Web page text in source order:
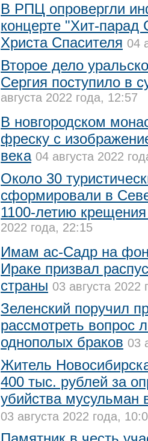
В РПЦ опровергли
концерте "Хит-
Христа Спасителя 04
Второе дело
Сергия поступило в
августа 2022 года, 12:57
В новгородском
фреску с
века 04 августа 2022
Около 30
сформировали в
1100-летию
2022 года, 22:15
Имам ас-Садр на
Ираке призвал
страны 03 августа 2022
Зеленский поручил
рассмотреть вопрос
однополых браков 03
Житель
400 тыс. рублей за
убийства мусульман
03 августа 2022 года,